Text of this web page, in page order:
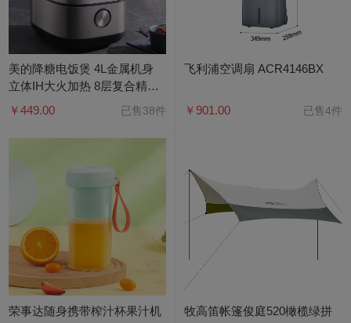
美的降糖电饭煲 4L金属机身
立体IH大火加热 8层复合精铁
釜内胆 MB-40LS60
￥449.00 已售38件
飞利浦空调扇 ACR4146BX
￥901.00 已售4件
荣事达随身携带榨汁杯果汁机
牧高笛帐篷俊庭520橄榄绿拼